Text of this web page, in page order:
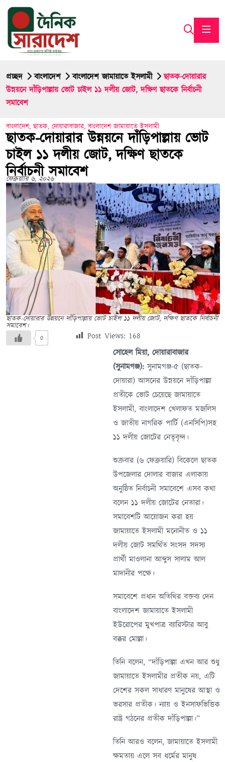
প্রচ্ছদ বাংলাদেশ বাংলাদেশ জামায়াতে ইসলামী
ছাতক-দোয়ারার
উন্নয়নে দাঁড়িপাল্লায় ভোট চাইল ১১ দলীয় জোট, দক্ষিণ ছাতকে নির্বাচনী
সমাবেশ
বাংলাদেশ,ছাতক, দোয়ারাবাজার,বাংলাদেশ জামায়াতে ইসলামী
ছাতক-দোয়ারার উন্নয়নে দাঁড়িপাল্লায় ভোট
চাইল ১১ দলীয় জোট, দক্ষিণ ছাতকে
নির্বাচনী সমাবেশ
ফেব্রুয়ারি ৬, ২০২৬
ছাতক-দোয়ারার উন্নয়নে দাঁড়িপাল্লায় ভোট চাইল ১১ দলীয় জোট, দক্ষিণ ছাতকে নির্বাচনী
সমাবেশ।
0 Post Views: 168
সোহেল মিয়া, দোয়ারাবাজার
(সুনামগঞ্জ):সুনামগঞ্জ-৫ (ছাতক-
দোয়ারা) আসনের উন্নয়নে দাঁড়িপাল্লা
প্রতীকে ভোট চেয়েছে জামায়াতে
ইসলামী, বাংলাদেশ খেলাফত মজলিস
ও জাতীয় নাগরিক পার্টি (এনসিপি)সহ
১১ দলীয় জোটের নেতৃবৃন্দ।
শুক্রবার (৬ ফেব্রুয়ারি) বিকেলে ছাতক
উপজেলার দোলার বাজার এলাকায়
অনুষ্ঠিত নির্বাচনী সমাবেশে এসব কথা
বলেন ১১ দলীয় জোটের নেতারা।
সমাবেশটি আয়োজন করা হয়
জামায়াতে ইসলামী মনোনীত ও ১১
দলীয় জোট সমর্থিত সংসদ সদস্য
প্রার্থী মাওলানা আব্দুস সালাম আল
মাদানীর পক্ষে।
সমাবেশে প্রধান অতিথির বক্তব্য দেন
বাংলাদেশ জামায়াতে ইসলামী
ইউরোপের মুখপাত্র ব্যারিস্টার আবু
বক্কর মোল্লা।
তিনি বলেন, “দাঁড়িপাল্লা এখন আর শুধু
জামায়াতে ইসলামীর প্রতীক নয়, এটি
দেশের সকল সাধারণ মানুষের আস্থা ও
ভরসার প্রতীক। ন্যায় ও ইনসাফভিত্তিক
রাষ্ট্র গঠনের প্রতীক দাঁড়িপাল্লা।”
তিনি আরও বলেন, জামায়াতে ইসলামী
ক্ষমতায় এলে সব ধর্মের মানুষ